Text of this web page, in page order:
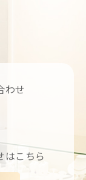
わせ
はこちら